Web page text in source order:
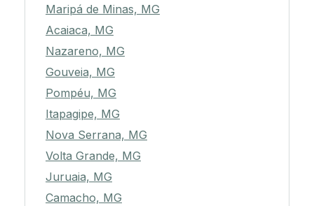
Maripá de Minas, MG
Acaiaca, MG
Nazareno, MG
Gouveia, MG
Pompéu, MG
Itapagipe, MG
Nova Serrana, MG
Volta Grande, MG
Juruaia, MG
Camacho, MG